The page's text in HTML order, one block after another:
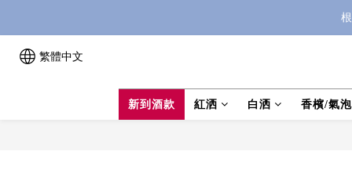
繁體中文
新到酒款 紅洒 白洒 香檳/氣